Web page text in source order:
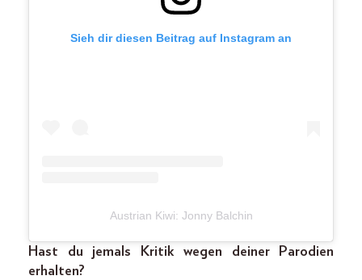
Sieh dir diesen Beitrag auf Instagram an
Austrian Kiwi: Jonny Balchin
Hast du jemals Kritik wegen deiner Parodien
erhalten?